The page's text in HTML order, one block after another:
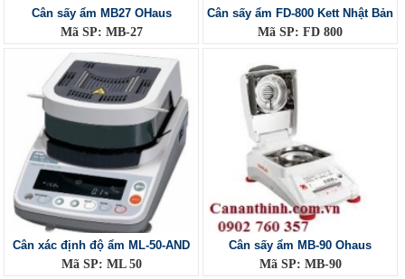
Cân sấy ẩm MB27 OHaus
Mã SP: MB-27
Cân sấy ẩm FD-800 Kett Nhật Bản
Mã SP: FD 800
Cân xác định độ ẩm ML-50-AND
Mã SP: ML 50
Cân sấy ẩm MB-90 Ohaus
Mã SP: MB-90